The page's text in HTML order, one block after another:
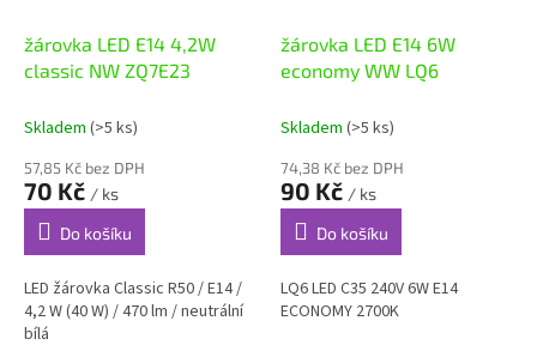
žárovka LED E14 4,2W
classic NW ZQ7E23
Skladem (>5 ks)
57,85 Kč bez DPH
70 Kč / ks
Do košíku
LED žárovka Classic R50 / E14 /
4,2 W (40 W) / 470 lm / neutrální
bílá
žárovka LED E14 6W
economy WW LQ6
Skladem (>5 ks)
74,38 Kč bez DPH
90 Kč / ks
Do košíku
LQ6 LED C35 240V 6W E14
ECONOMY 2700K